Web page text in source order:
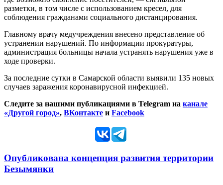
разметки, в том числе с использованием кресел, для
соблюдения гражданами социального дистанцирования.
Главному врачу медучреждения внесено представление об
устранении нарушений. По информации прокуратуры,
администрация больницы начала устранять нарушения уже в
ходе проверки.
За последние сутки в Самарской области выявили 135 новых
случаев заражения коронавирусной инфекцией.
Следите за нашими публикациями в Telegram на канале
«Другой город», ВКонтакте и Facebook
Опубликована концепция развития территории
Безымянки